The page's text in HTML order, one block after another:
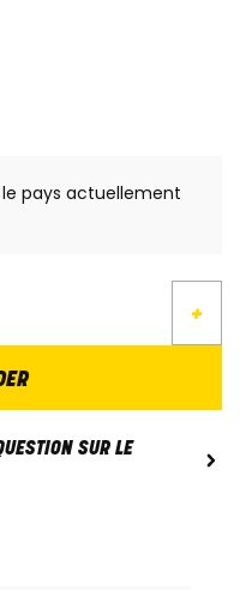
pays actuellement
+
SUR LE